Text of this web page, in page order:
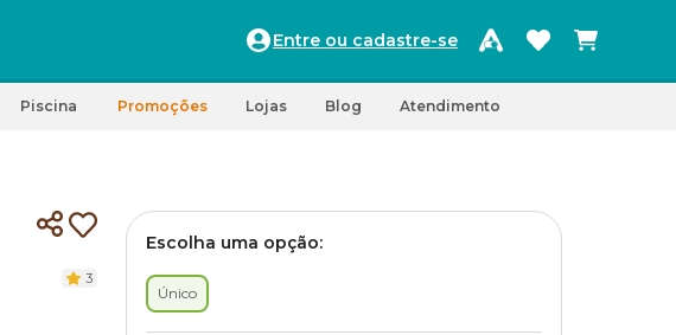
Entre ou cadastre-se
Piscina Promoções Lojas Blog Atendimento
3
Escolha uma opção:
Único